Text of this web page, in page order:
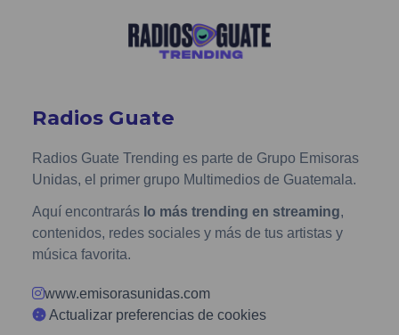
Radios Guate
Radios Guate Trending es parte de Grupo Emisoras
Unidas, el primer grupo Multimedios de Guatemala.
Aquí encontrarás lo más trending en streaming,
contenidos, redes sociales y más de tus artistas y
música favorita.
www.emisorasunidas.com
Actualizar preferencias de cookies